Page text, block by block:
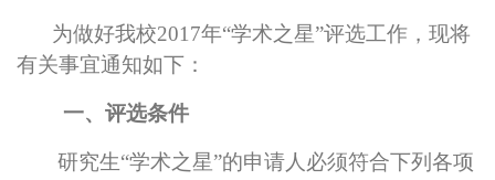
为做好我校2017年“学术之星”评选工作 ，现将
有关事宜通知如下：
一、评选条件
研究生“学术之星”的申请人必须符合下列各项